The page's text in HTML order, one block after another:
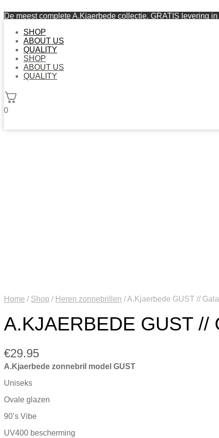
De meest complete A.Kjaerbede collectie. GRATIS levering
SHOP
ABOUT US
QUALITY
SHOP
ABOUT US
QUALITY
0
Home / Shop / Heren zonnebrillen /A.Kjaerbede GUST //
A.KJAERBEDE GUST //
€29.95
A.Kjaerbede zonnebril model GUST
Uniseks
Ovale glazen
90’s Vibe
UV400 bescherming